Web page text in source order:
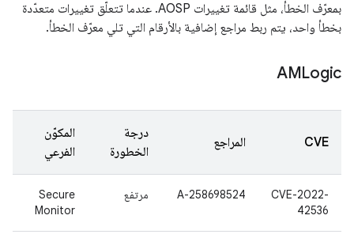
بمعرّف الخطأ، مثل قائمة تغييرات AOSP. عندما تتعلّق تغييرات متعدّدة
بخطأ واحد، يتم ربط مراجع إضافية بالأرقام التي تلي معرّف الخطأ.
AMLogic
CVE المراجع
درجة
الخطورة
المكوّن
الفرعي
CVE-2022-
42536
A-258698524 مرتفع
Secure
Monitor